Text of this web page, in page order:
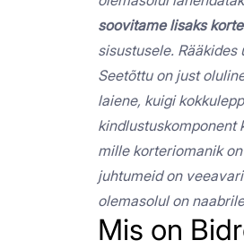
soovitame lisaks
sisustusele.
Seetõttu on just
laiene, kuigi
kindlustuskomponent
mille korteriomanik
juhtumeid on
olemasolul on
Mis on